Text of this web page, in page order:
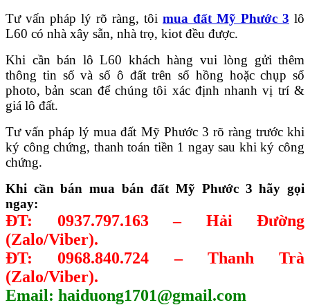
Tư vấn pháp lý rõ ràng, tôi mua đất Mỹ Phước 3 lô
L60 có nhà xây sẵn, nhà trọ, kiot đều được.
Khi cần bán lô L60 khách hàng vui lòng gửi thêm
thông tin số và số ô đất trên sổ hồng hoặc chụp sổ
photo, bản scan để chúng tôi xác định nhanh vị trí &
giá lô đất.
Tư vấn pháp lý mua đất Mỹ Phước 3 rõ ràng trước khi
ký công chứng, thanh toán tiền 1 ngay sau khi ký công
chứng.
Khi cần bán mua bán đất Mỹ Phước 3 hãy gọi
ngay:
ĐT: 0937.797.163 – Hải Đường
(Zalo/Viber).
ĐT: 0968.840.724 – Thanh Trà
(Zalo/Viber).
Email: haiduong1701@gmail.com